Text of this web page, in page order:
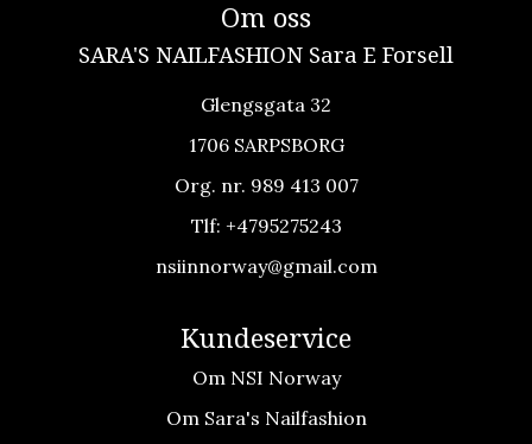
Om oss
SARA'S NAILFASHION Sara E Forsell
Glengsgata 32
1706 SARPSBORG
Org. nr. 989 413 007
Tlf: +4795275243
nsiinnorway@gmail.com
Kundeservice
Om NSI Norway
Om Sara's Nailfashion